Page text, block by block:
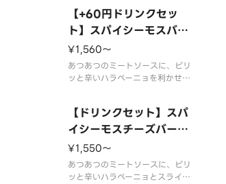
ては、期間内に販売を終了する場
合がございます。※食材の増減
量・不使用等のご要望にはお応え
いたしかねます。※商品
【+60円ドリンクセッ
ト】スパイシーモスバー
ガー
¥1,560〜
あつあつのミートソースに、ピリ
ッと辛いハラペーニョを利かせた
※辛くて食べられない場合がござ
いますので、お子さまなど、辛い
い。
※スープ用のスプーンが不要なお
客様はオプション
【ドリンクセット】スパ
イシーモスチーズバーガ
ー
¥1,550〜
あつあつのミートソースに、ピリ
ッと辛いハラペーニョとスライス